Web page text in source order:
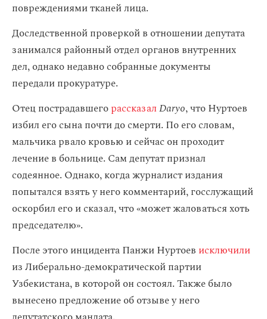
повреждениями тканей лица.
Доследственной проверкой в отношении депутата
занимался районный отдел органов внутренних
дел, однако недавно собранные документы
передали прокуратуре.
Отец пострадавшегорассказалDaryo, что Нуртоев
избил его сына почти до смерти. По его словам,
мальчика рвало кровью и сейчас он проходит
лечение в больнице. Сам депутат признал
содеянное. Однако, когда журналист издания
попытался взять у него комментарий, госслужащий
оскорбил его и сказал, что «может жаловаться хоть
председателю».
После этого инцидента Панжи Нуртоев исключили
из Либерально-демократической партии
Узбекистана, в которой он состоял. Также было
вынесено предложение об отзыве у него